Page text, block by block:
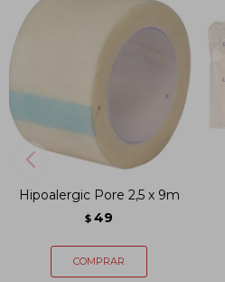
Hipoalergic Pore 2,5 x 9m
$ 49